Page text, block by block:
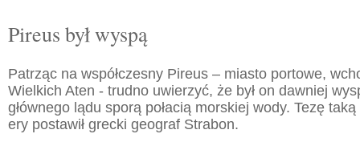
Pireus był wyspą
Patrząc na współczesny Pireus – miasto portowe,
Wielkich Aten - trudno uwierzyć, że był on dawniej
głównego lądu sporą połacią morskiej wody. Tezę
ery postawił grecki geograf Strabon.